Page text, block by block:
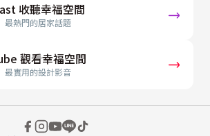
收聽幸福空間
熱門的居家話題
觀看幸福空間
實用的設計影音